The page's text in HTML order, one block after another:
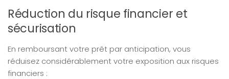
Réduction du risque financier et
sécurisation
En remboursant votre prêt par anticipation, vous
réduisez considérablement votre exposition aux risques
financiers :